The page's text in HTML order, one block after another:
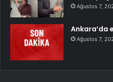
Ağustos 7,
Ankara’da
Ağustos 7,